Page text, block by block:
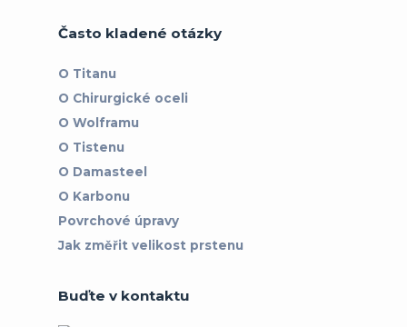
Často kladené otázky
O Titanu
O Chirurgické oceli
O Wolframu
O Tistenu
O Damasteel
O Karbonu
Povrchové úpravy
Jak změřit velikost prstenu
Buďte v kontaktu